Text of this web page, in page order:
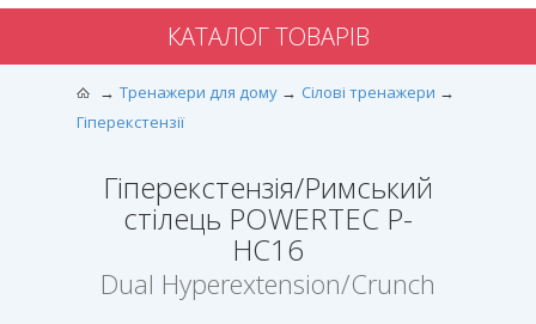
КАТАЛОГ ТОВАРІВ
Тренажери для дому
Сілові тренажери
Гіперекстензії
Гіперекстензія/Римський
стілець POWERTEC P-
HC16
Dual Hyperextension/Crunch